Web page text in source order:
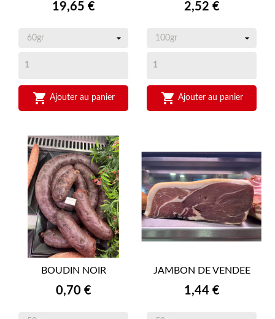
Prix
19,65 €
 Ajouter au panier
Prix
2,52 €
 Ajouter au panier
BOUDIN NOIR
Prix
0,70 €
JAMBON DE VENDEE
Prix
1,44 €